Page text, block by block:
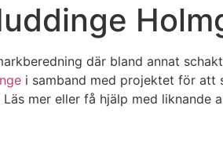
där bland annat
i samband med projektet för att
mer eller få hjälp med liknande